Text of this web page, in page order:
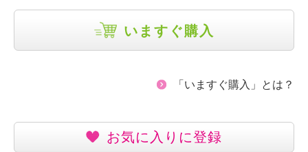
いますぐ購入
「いますぐ購入」とは？
お気に入りに登録